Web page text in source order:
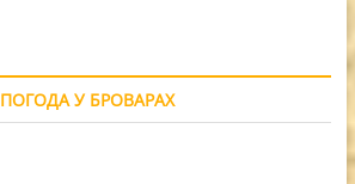
ПОГОДА У БРОВАРАХ